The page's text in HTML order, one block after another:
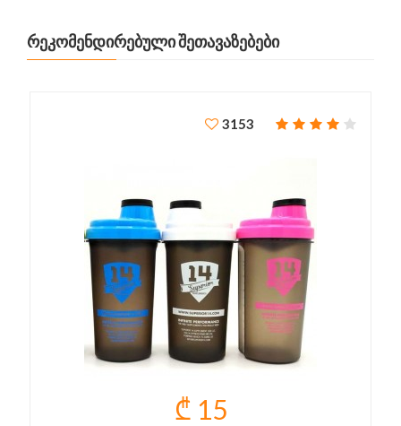
ᲠᲔᲙᲝᲛᲔᲜᲓᲘᲠᲔᲑᲣᲚᲘ ᲨᲔᲗᲐᲕᲐᲖᲔᲑᲔᲑᲘ
3153
₾ 15